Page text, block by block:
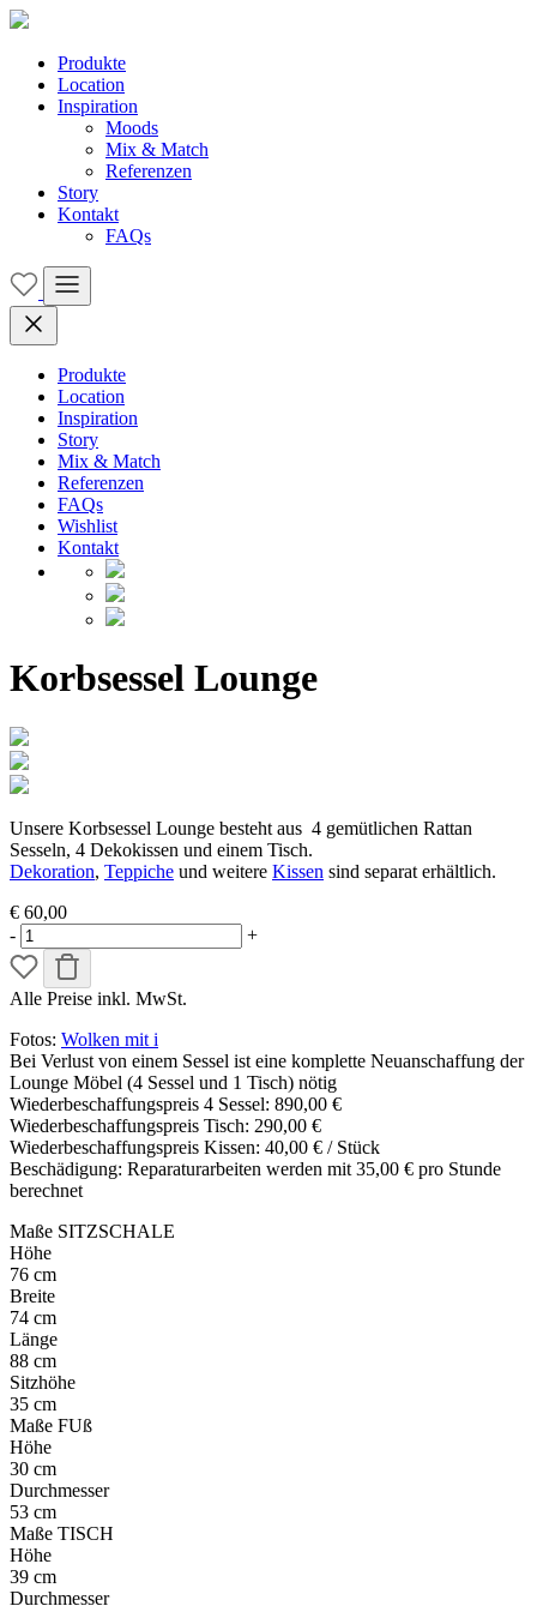
Produkte
Location
Inspiration
Moods
Mix & Match
Referenzen
Story
Kontakt
FAQs
Produkte
Location
Inspiration
Story
Mix & Match
Referenzen
FAQs
Wishlist
Kontakt
Korbsessel Lounge
Unsere Korbsessel Lounge besteht aus 4 gemütlichen Rattan
Sesseln, 4 Dekokissen und einem Tisch.
Dekoration, Teppiche und weitere Kissen sind separat erhältlich.
€ 60,00
-
+
Alle Preise inkl. MwSt.
Fotos: Wolken mit i
Bei Verlust von einem Sessel ist eine komplette Neuanschaffung der
Lounge Möbel (4 Sessel und 1 Tisch) nötig
Wiederbeschaffungspreis 4 Sessel: 890,00 €
Wiederbeschaffungspreis Tisch: 290,00 €
Wiederbeschaffungspreis Kissen: 40,00 € / Stück
Beschädigung: Reparaturarbeiten werden mit 35,00 € pro Stunde
berechnet
Maße SITZSCHALE
Höhe
76 cm
Breite
74 cm
Länge
88 cm
Sitzhöhe
35 cm
Maße FUß
Höhe
30 cm
Durchmesser
53 cm
Maße TISCH
Höhe
39 cm
Durchmesser